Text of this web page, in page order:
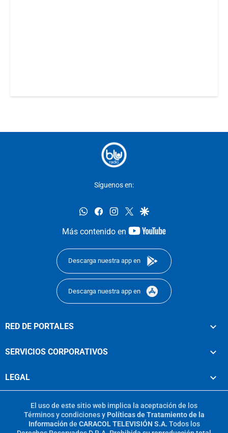
Síguenos en:
whatsappfacebookinstagram
twittergoogle
Más contenido en
youtube-
Descarga nuestra app en
Descarga nuestra app en
RED DE PORTALES
SERVICIOS CORPORATIVOS
LEGAL
El uso de este sitio web implica la aceptación de los
Términos y condicionesy Políticas de Tratamiento de la
Información de CARACOL TELEVISIÓN S.A. Todos los